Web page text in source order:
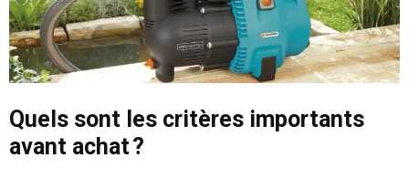
Quels sont les critères importants
avant achat ?